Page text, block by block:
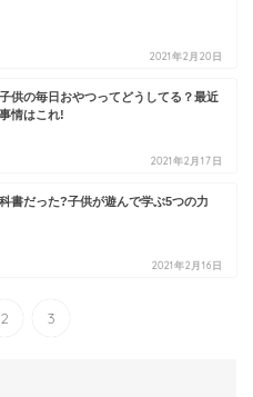
2021年2月20日
供の毎日おやつってどうしてる？最近
情はこれ!
2021年2月17日
書だった?子供が遊んで学ぶ5つの力
2021年2月16日
2 3